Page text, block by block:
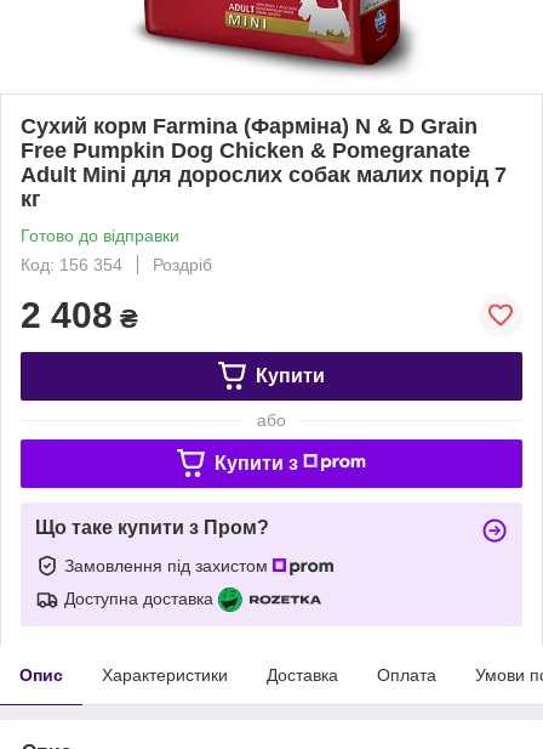
Сухий корм Farmina (Фарміна) N & D Grain
Free Pumpkin Dog Chicken & Pomegranate
Adult Mini для дорослих собак малих порід 7
кг
Готово до відправки
Код: 156 354
Роздріб
2 408 ₴
Купити
або
Купити з
Що таке купити з Пром?
Замовлення під захистом
Доступна доставка
Опис Характеристики Доставка Оплата Умови